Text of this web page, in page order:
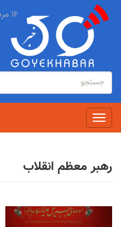
فرم
جستجو
جستجو
Toggle
navigation
۱۶ مرداد ۱۴۰۵ :: ۷ اوت ۲۰۲۶ :: ۲۴ صفر ۱۴۴۸
رهبر معظم انقلاب